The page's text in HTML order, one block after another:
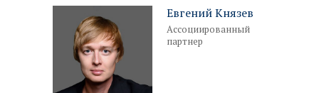
Евгений Князев
Ассоциированный
партнер